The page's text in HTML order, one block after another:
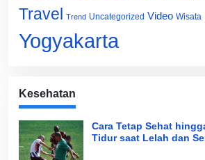
Travel Trend Uncategorized Video Wisata
Yogyakarta
Kesehatan
Cara Tetap Sehat
Tidur saat Lelah dan